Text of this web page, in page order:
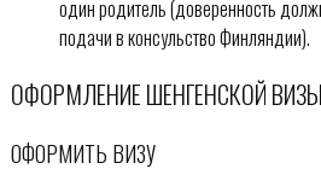
один родитель (доверенность
подачи в консульство Финляндии).
ОФОРМЛЕНИЕ ШЕНГЕНСКОЙ ВИЗЫ
ОФОРМИТЬ ВИЗУ